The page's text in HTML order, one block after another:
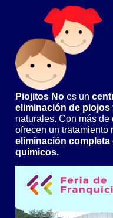
Piojitos No es un
eliminación de piojos
naturales. Con más
ofrecen un tratamiento
eliminación
químicos.